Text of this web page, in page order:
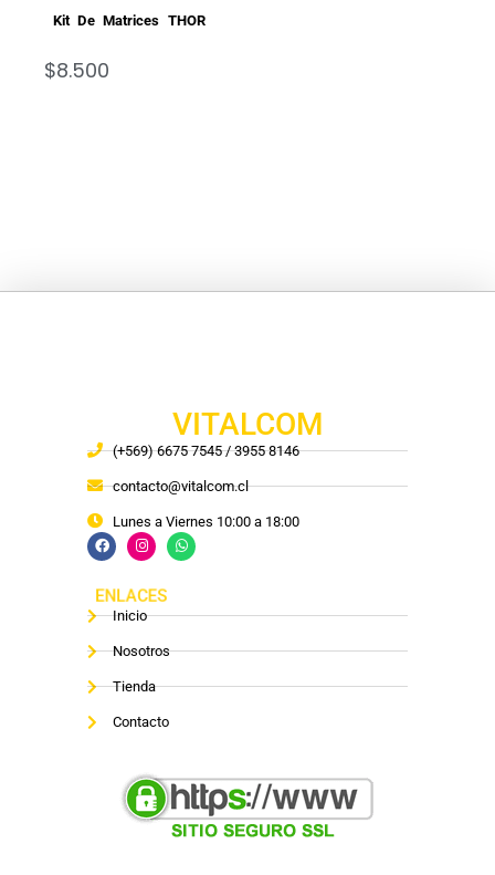
Kit De Matrices THOR
$8.500
VITALCOM
(+569) 6675 7545 / 3955 8146
contacto@vitalcom.cl
Lunes a Viernes 10:00 a 18:00
ENLACES
Inicio
Nosotros
Tienda
Contacto